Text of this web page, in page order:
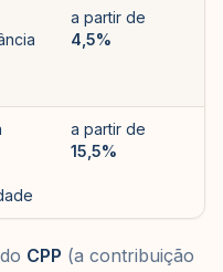
a partir de
4,5%
a partir de
15,5%
CPP (a contribuição